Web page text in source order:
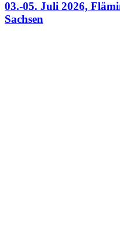
03.-05. Juli 2026,
Sachsen